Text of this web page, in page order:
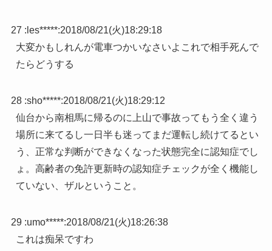
27 : les*****:2018/08/21(火)18:29:18
大変かもしれんが電車つかいなさいよこれで相手死んで
たらどうする
28 :sho*****:2018/08/21(火)18:29:12
仙台から南相馬に帰るのに上山で事故ってもう全く違う
場所に来てるし一日半も迷ってまだ運転し続けてるとい
う、正常な判断ができなくなった状態完全に認知症でし
ょ。高齢者の免許更新時の認知症チェックが全く機能し
ていない、ザルということ。
29 :umo*****:2018/08/21(火)18:26:38
これは痴呆ですわ